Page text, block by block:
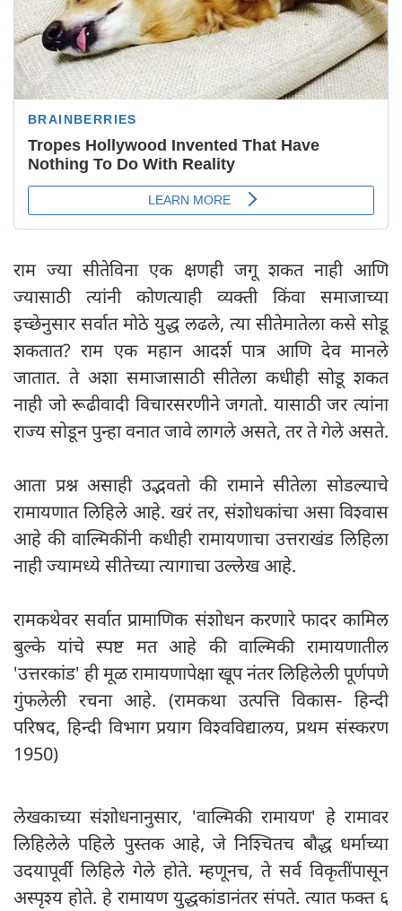
राम ज्या सीतेविना एक क्षणही जगू शकत नाही आणि
ज्यासाठी त्यांनी कोणत्याही व्यक्ती किंवा समाजाच्या
इच्छेनुसार सर्वात मोठे युद्ध लढले, त्या सीतेमातेला कसे सोडू
शकतात? राम एक महान आदर्श पात्र आणि देव मानले
जातात. ते अशा समाजासाठी सीतेला कधीही सोडू शकत
नाही जो रूढीवादी विचारसरणीने जगतो. यासाठी जर त्यांना
राज्य सोडून पुन्हा वनात जावे लागले असते, तर ते गेले असते.
आता प्रश्न असाही उद्भवतो की रामाने सीतेला सोडल्याचे
रामायणात लिहिले आहे. खरं तर, संशोधकांचा असा विश्वास
आहे की वाल्मिकींनी कधीही रामायणाचा उत्तराखंड लिहिला
नाही ज्यामध्ये सीतेच्या त्यागाचा उल्लेख आहे.
रामकथेवर सर्वात प्रामाणिक संशोधन करणारे फादर कामिल
बुल्के यांचे स्पष्ट मत आहे की वाल्मिकी रामायणातील
'उत्तरकांड' ही मूळ रामायणापेक्षा खूप नंतर लिहिलेली पूर्णपणे
गुंफलेली रचना आहे. (रामकथा उत्पत्ति विकास- हिन्दी
परिषद, हिन्दी विभाग प्रयाग विश्वविद्यालय, प्रथम संस्करण
1950)
लेखकाच्या संशोधनानुसार, 'वाल्मिकी रामायण' हे रामावर
लिहिलेले पहिले पुस्तक आहे, जे निश्चितच बौद्ध धर्माच्या
उदयापूर्वी लिहिले गेले होते. म्हणूनच, ते सर्व विकृतींपासून
अस्पृश्य होते. हे रामायण युद्धकांडानंतर संपते. त्यात फक्त ६